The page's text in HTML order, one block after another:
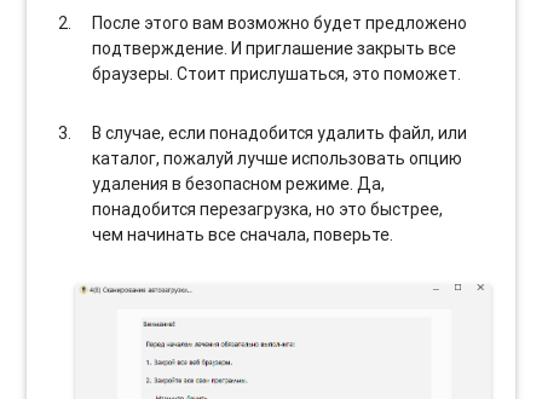
После этого вам возможно будет предложено
подтверждение. И приглашение закрыть все
браузеры. Стоит прислушаться, это поможет.
В случае, если понадобится удалить файл, или
каталог, пожалуй лучше использовать опцию
удаления в безопасном режиме. Да,
понадобится перезагрузка, но это быстрее,
чем начинать все сначала, поверьте.